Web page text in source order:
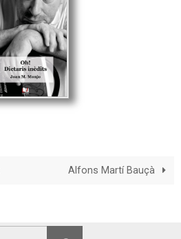
Alfons Martí Bauçà